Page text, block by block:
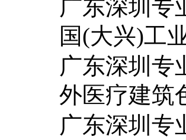
广东深圳专
国(大兴)工
广东深圳专
外医疗建筑
广东深圳专